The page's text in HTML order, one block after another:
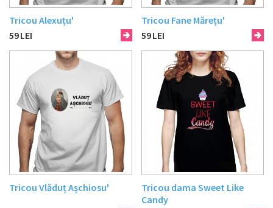
Tricou Alexuțu'
59LEI
Tricou Fane Mărețu'
59LEI
Tricou Vlăduț Așchiosu'
Tricou dama Sweet Like
Candy